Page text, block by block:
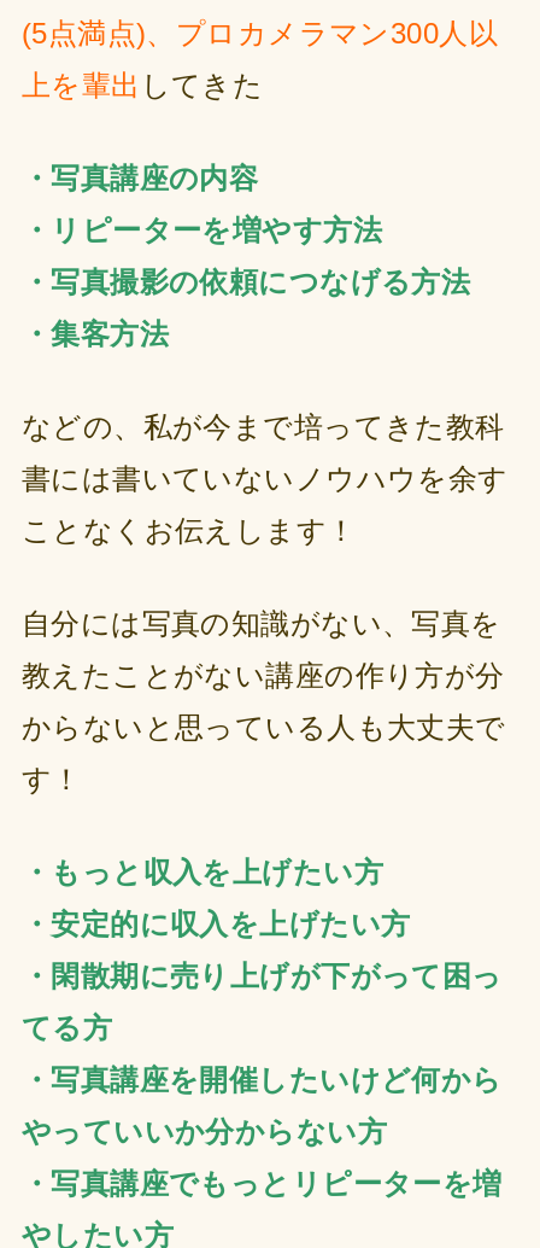
(5点満点)、プロカメラマン300人以
上を輩出 してきた
・写真講座の内容
・リピーターを増やす方法
・写真撮影の依頼につなげる方法
・集客方法
などの、私が今まで培ってきた教科
書には書いていないノウハウを余す
ことなくお伝えします！
自分には写真の知識がない、写真を
教えたことがない講座の作り方が分
からないと思っている人も大丈夫で
す！
・もっと収入を上げたい方
・安定的に収入を上げたい方
・閑散期に売り上げが下がって困っ
てる方
・写真講座を開催したいけど何から
やっていいか分からない方
・写真講座でもっとリピーターを増
やしたい方